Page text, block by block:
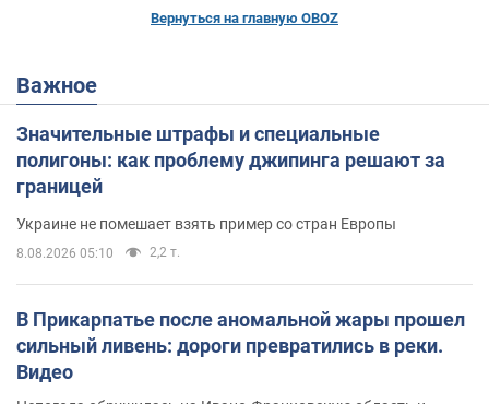
Вернуться на главную OBOZ
Важное
Значительные штрафы и специальные
полигоны: как проблему джипинга решают за
границей
Украине не помешает взять пример со стран Европы
8.08.2026 05:10 2,2 т.
В Прикарпатье после аномальной жары прошел
сильный ливень: дороги превратились в реки.
Видео